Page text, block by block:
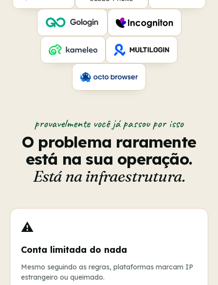
provavelmente você já passou por isso
O problema raramente
está na sua operação.
Está na infraestrutura.
⚠️
Conta limitada do nada
Mesmo seguindo as regras, plataformas marcam IP
estrangeiro ou queimado.